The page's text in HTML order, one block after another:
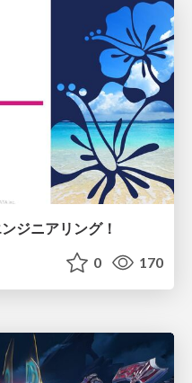
ジニアリング！
0 170